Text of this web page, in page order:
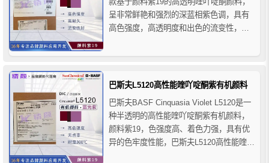
呈非常鲜艳和强烈的深蓝相紫色调，具有
高色强度，高透明度和出色的流变性，巴
巴CIBA的王牌产品，性能都很好，主要用
荐用于汽车和修补漆系统以及工...
巴斯夫L5120高性能喹吖啶酮紫有机颜料
巴斯夫BASF Cinquasia Violet L5120是一
种半透明的高性能喹吖啶酮紫有机颜料，
颜料紫19，色强度高、着色力强，具有优
异的色牢度性能，巴斯夫L5120高性能喹吖